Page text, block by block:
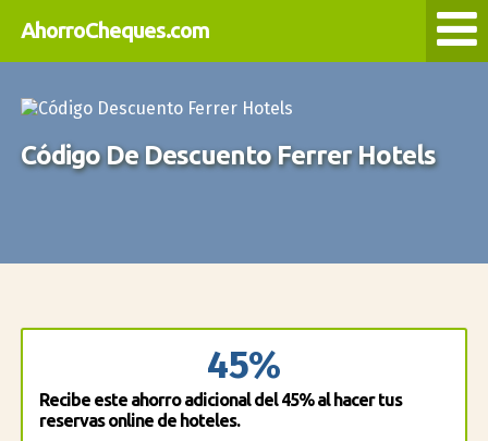
AhorroCheques.com
Código De Descuento Ferrer Hotels
45%
Recibe este ahorro adicional del 45% al hacer tus
reservas online de hoteles.